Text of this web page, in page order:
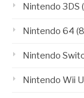
Nintendo 3DS
Nintendo 64
Nintendo
Nintendo Wii U